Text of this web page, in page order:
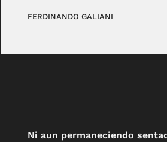
FERDINANDO GALIANI
Ni aun permaneciendo